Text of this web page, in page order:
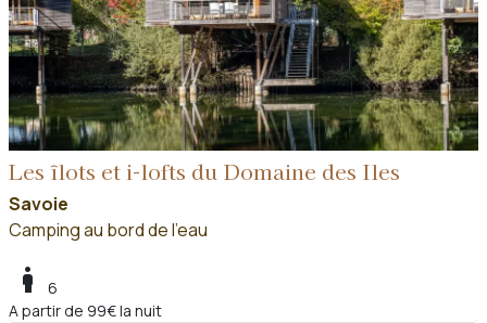
Les îlots et i-lofts du Domaine des Iles
Savoie
Camping au bord de l'eau
boy
6
A partir de 99€ la nuit